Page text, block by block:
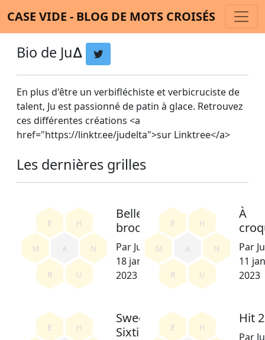
CASE VIDE - BLOG DE MOTS CROISÉS
Bio de Ju∆
En plus d'être un verbifléchiste et verbicruciste de
talent, Ju est passionné de patin à glace. Retrouvez
ces différentes créations <a
href="https://linktr.ee/judelta">sur Linktree</a>
Les dernières grilles
Belle
brochette
Par Ju∆ le
18 janvier
2023
À
Par
11
2023
Sweet
Sixtine
Hit
Par